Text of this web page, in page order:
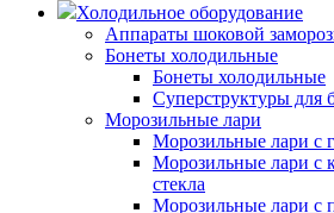
Холодильное оборудование
Аппараты шоковой
Бонеты холодильные
Бонеты холодильные
Суперструктуры для
Морозильные лари
Морозильные лари с
Морозильные лари с
стекла
Морозильные лари с